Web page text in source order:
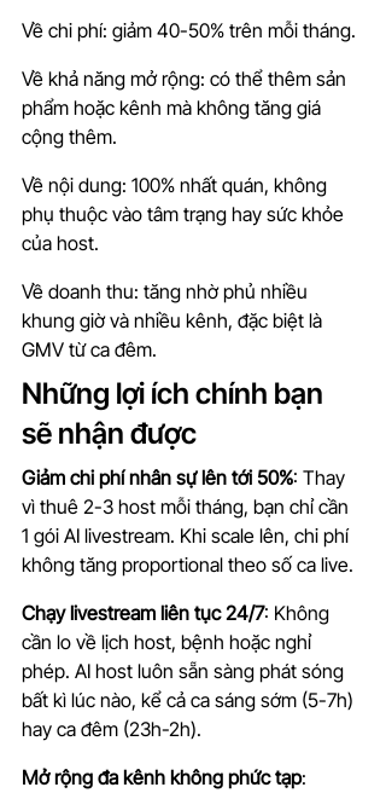
Về chi phí: giảm 40-50% trên mỗi tháng.
Về khả năng mở rộng: có thể thêm sản
phẩm hoặc kênh mà không tăng giá
cộng thêm.
Về nội dung: 100% nhất quán, không
phụ thuộc vào tâm trạng hay sức khỏe
của host.
Về doanh thu: tăng nhờ phủ nhiều
khung giờ và nhiều kênh, đặc biệt là
GMV từ ca đêm.
Những lợi ích chính bạn
sẽ nhận được
Giảm chi phí nhân sự lên tới 50%: Thay
vì thuê 2-3 host mỗi tháng, bạn chỉ cần
1 gói AI livestream. Khi scale lên, chi phí
không tăng proportional theo số ca live.
Chạy livestream liên tục 24/7: Không
cần lo về lịch host, bệnh hoặc nghỉ
phép. AI host luôn sẵn sàng phát sóng
bất kì lúc nào, kể cả ca sáng sớm (5-7h)
hay ca đêm (23h-2h).
Mở rộng đa kênh không phức tạp: